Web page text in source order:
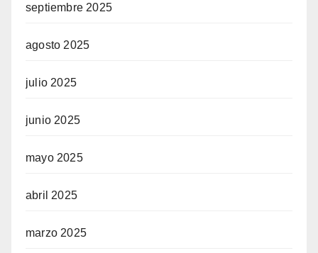
septiembre 2025
agosto 2025
julio 2025
junio 2025
mayo 2025
abril 2025
marzo 2025